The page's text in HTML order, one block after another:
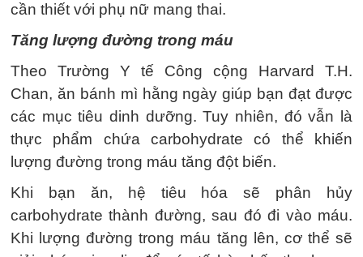
cần thiết với phụ nữ mang thai.
Tăng lượng đường trong máu
Theo Trường Y tế Công cộng Harvard T.H.
Chan, ăn bánh mì hằng ngày giúp bạn đạt được
các mục tiêu dinh dưỡng. Tuy nhiên, đó vẫn là
thực phẩm chứa carbohydrate có thể khiến
lượng đường trong máu tăng đột biến.
Khi bạn ăn, hệ tiêu hóa sẽ phân hủy
carbohydrate thành đường, sau đó đi vào máu.
Khi lượng đường trong máu tăng lên, cơ thể sẽ